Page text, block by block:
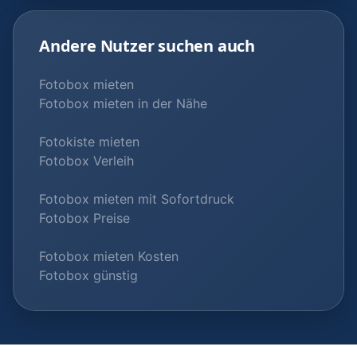
Andere Nutzer suchen auch
Fotobox mieten
Fotobox mieten in der Nähe
Fotokiste mieten
Fotobox Verleih
Fotobox mieten mit Sofortdruck
Fotobox Preise
Fotobox mieten Kosten
Fotobox günstig